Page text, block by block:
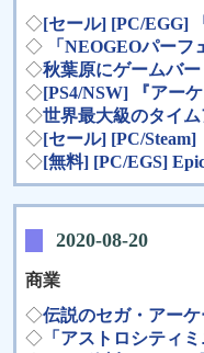
◇[セール] [PC/EGG]
◇ 「NEOGEOパーフ
◇秋葉原にゲームバ
◇[PS4/NSW] 『アー
◇世界最大級のタイ
◇[セール] [PC/
◇[無料] [PC/EGS]
2020-08-20
商業
◇伝説のセガ・アー
◇ 「アストロシティ